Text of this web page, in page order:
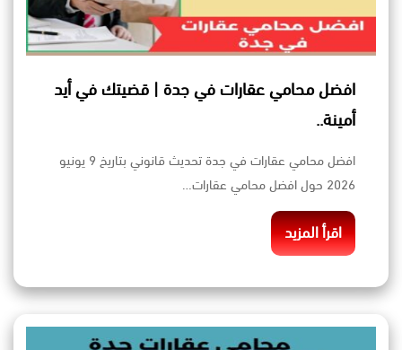
افضل محامي عقارات في جدة | قضيتك في أيد
أمينة..
افضل محامي عقارات في جدة تحديث قانوني بتاريخ 9 يونيو
2026 حول افضل محامي عقارات…
اقرأ المزيد